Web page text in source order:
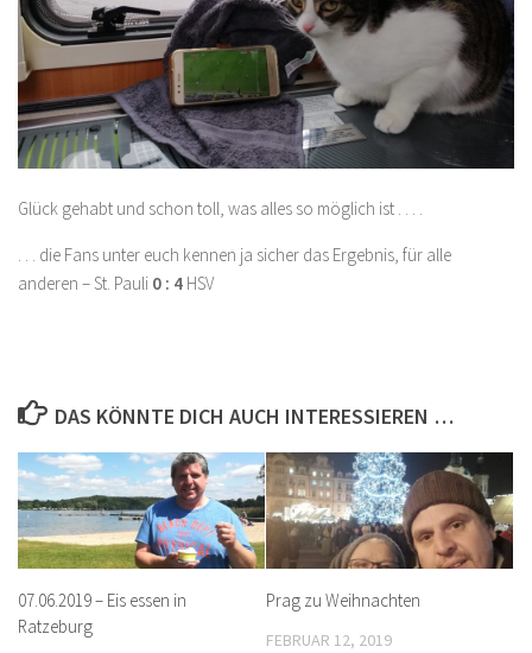
Glück gehabt und schon toll, was alles so möglich ist . . . .
. . . die Fans unter euch kennen ja sicher das Ergebnis, für alle
anderen – St. Pauli 0 : 4 HSV
DAS KÖNNTE DICH AUCH INTERESSIEREN …
07.06.2019 – Eis essen in
Ratzeburg
Prag zu Weihnachten
FEBRUAR 12, 2019